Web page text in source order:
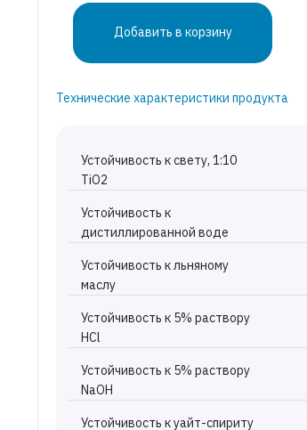
Добавить в корзину
Технические характеристики продукта
Устойчивость к свету, 1:10
TiO2
Устойчивость к
дистиллированной воде
Устойчивость к льняному
маслу
Устойчивость к 5% раствору
HCl
Устойчивость к 5% раствору
NaOH
Устойчивость к уайт-спириту